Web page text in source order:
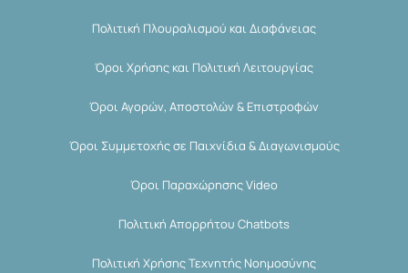
Πολιτική Πλουραλισμού και Διαφάνειας
Όροι Χρήσης και Πολιτική Λειτουργίας
Όροι Αγορών, Αποστολών & Επιστροφών
Όροι Συμμετοχής σε Παιχνίδια & Διαγωνισμούς
Όροι Παραχώρησης Video
Πολιτική Απορρήτου Chatbots
Πολιτική Χρήσης Τεχνητής Νοημοσύνης